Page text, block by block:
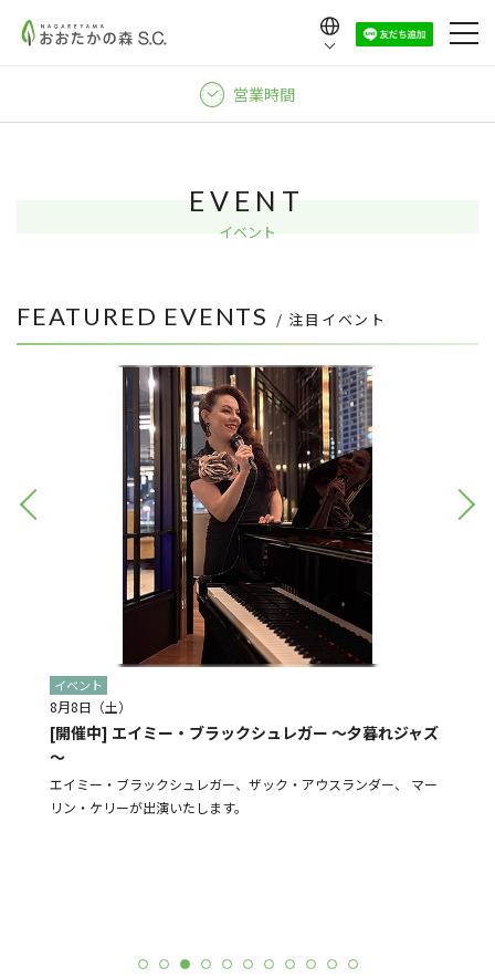
営業時間
EVENT
イベント
FEATURED EVENTS / 注目イベント
イベント
8月8日（土）
[開催中] エイミー・ブラックシュレガー ～夕暮れジャズ
～
エイミー・ブラックシュレガー、ザック・アウスランダー、 マー
リン・ケリーが出演いたします。